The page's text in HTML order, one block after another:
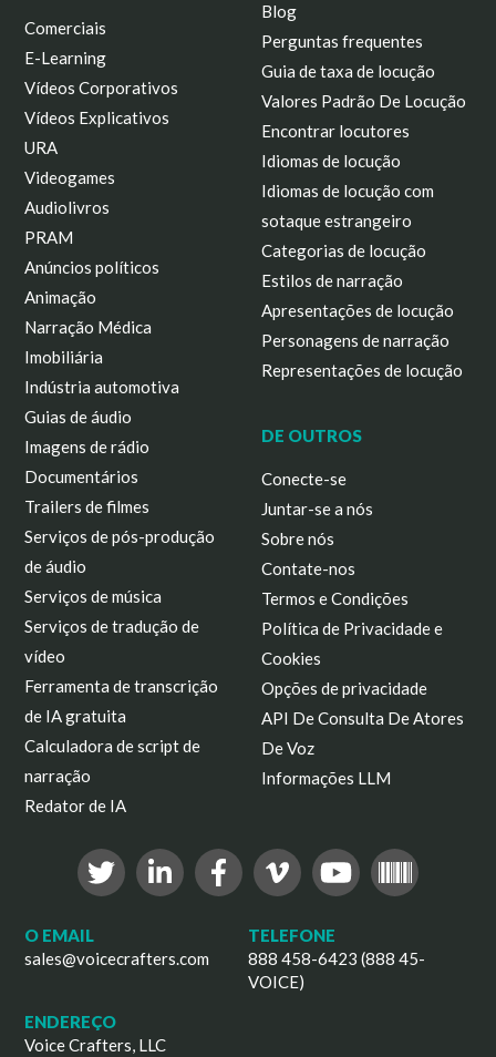
Comerciais
E-Learning
Vídeos Corporativos
Vídeos Explicativos
URA
Videogames
Audiolivros
PRAM
Anúncios políticos
Animação
Narração Médica
Imobiliária
Indústria automotiva
Guias de áudio
Imagens de rádio
Documentários
Trailers de filmes
Serviços de pós-produção
de áudio
Serviços de música
Serviços de tradução de
vídeo
Ferramenta de transcrição
de IA gratuita
Calculadora de script de
narração
Redator de IA
Blog
Perguntas frequentes
Guia de taxa de locução
Valores Padrão De Locução
Encontrar locutores
Idiomas de locução
Idiomas de locução com
sotaque estrangeiro
Categorias de locução
Estilos de narração
Apresentações de locução
Personagens de narração
Representações de locução
DE OUTROS
Conecte-se
Juntar-se a nós
Sobre nós
Contate-nos
Termos e Condições
Política de Privacidade e
Cookies
Opções de privacidade
API De Consulta De Atores
De Voz
Informações LLM
O EMAIL
sales@voicecrafters.com
TELEFONE
888 458-6423 (888 45-
VOICE)
ENDEREÇO
Voice Crafters, LLC